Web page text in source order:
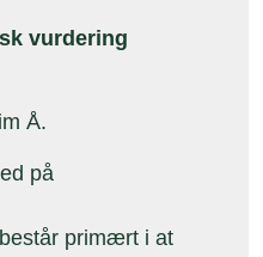
vurdering
Å.
på
primært i at